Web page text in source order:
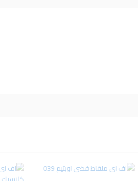
Gillette
AXE